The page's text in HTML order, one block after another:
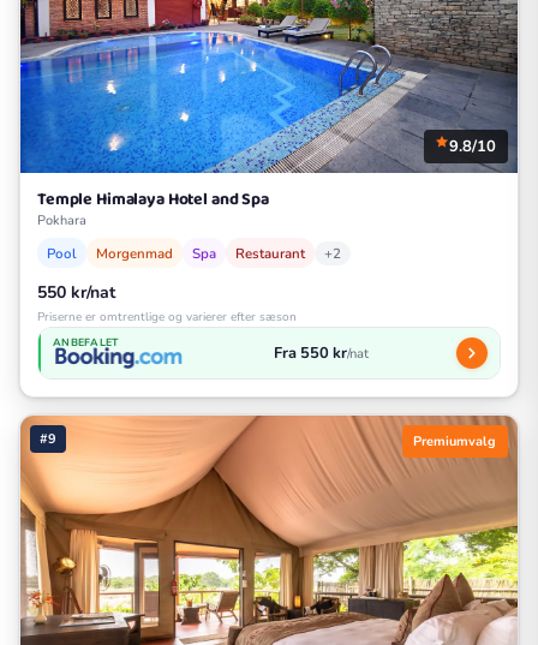
9.8/10
Temple Himalaya Hotel and Spa
Pokhara
Pool Morgenmad Spa Restaurant +2
550 kr/nat
Priserne er omtrentlige og varierer efter sæson
ANBEFALET Fra 550 kr/nat
#9 Premiumvalg